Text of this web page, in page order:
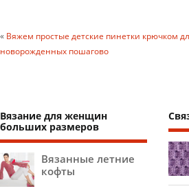
« Вяжем простые детские пинетки крючком
новорожденных пошагово
Вязание для женщин
больших размеров
Вязанные летние
кофты